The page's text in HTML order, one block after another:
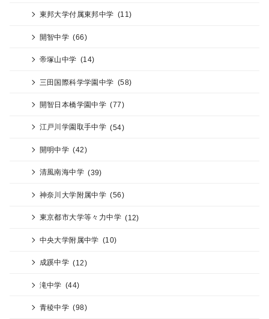
東邦大学付属東邦中学 (11)
開智中学 (66)
帝塚山中学 (14)
三田国際科学学園中学 (58)
開智日本橋学園中学 (77)
江戸川学園取手中学 (54)
開明中学 (42)
清風南海中学 (39)
神奈川大学附属中学 (56)
東京都市大学等々力中学 (12)
中央大学附属中学 (10)
成蹊中学 (12)
滝中学 (44)
青稜中学 (98)